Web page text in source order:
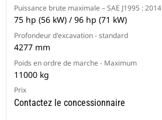
Puissance brute maximale – SAE J1995 : 2014
75 hp (56 kW) / 96 hp (71 kW)
Profondeur d'excavation - standard
4277 mm
Poids en ordre de marche - Maximum
11000 kg
Prix
Contactez le concessionnaire